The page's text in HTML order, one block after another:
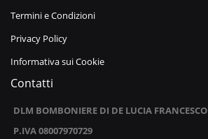
Termini e Condizioni
Privacy Policy
Informativa sui Cookie
Contatti
DLM BOMBONIERE DI DE LUCIA FRANCESCO
P.IVA 08007970729